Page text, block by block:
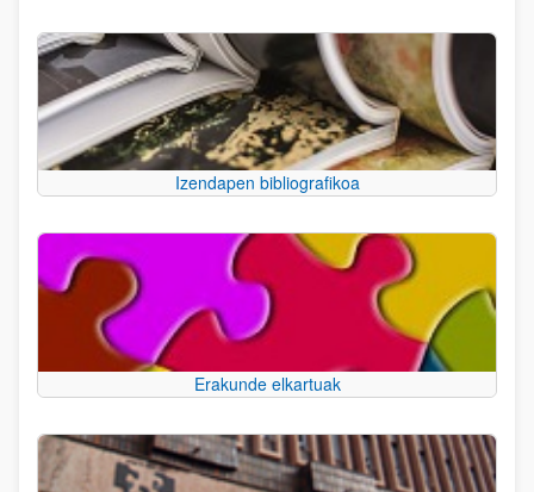
Izendapen bibliografikoa
Erakunde elkartuak